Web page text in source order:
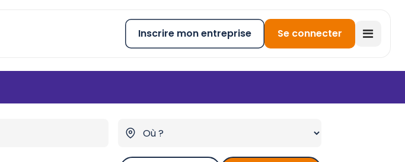
Inscrire mon entreprise Se connecter